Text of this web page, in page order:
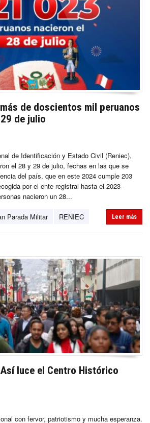
de doscientos mil peruanos
de julio
de Identificación y Estado Civil (Reniec),
el 28 y 29 de julio, fechas en las que se
del país, que en este 2024 cumple 203
por el ente registral hasta el 2023-
nacieron un 28...
Parada Militar RENIEC Leer más
luce el Centro Histórico
con fervor, patriotismo y mucha esperanza.